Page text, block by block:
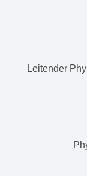
Leitender